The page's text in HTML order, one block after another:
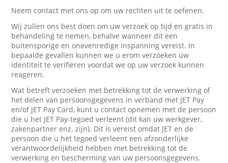
Neem contact met ons op om uw rechten uit te oefenen.
Wij zullen ons best doen om uw verzoek op tijd en gratis in
behandeling te nemen, behalve wanneer dit een
buitensporige en onevenredige inspanning vereist. In
bepaalde gevallen kunnen we u erom verzoeken uw
identiteit te verifiëren voordat we op uw verzoek kunnen
reageren.
Wat betreft verzoeken met betrekking tot de verwerking of
het delen van persoonsgegevens in verband met JET Pay
en/of JET Pay Card, kunt u contact opnemen met de persoon
die u het JET Pay-tegoed verleent (dit kan uw werkgever,
zakenpartner enz. zijn). Dit is vereist omdat JET en de
persoon die u het tegoed verleent een afzonderlijke
verantwoordelijkheid hebben met betrekking tot de
verwerking en bescherming van uw persoonsgegevens.